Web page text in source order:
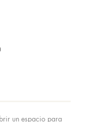
un espacio para